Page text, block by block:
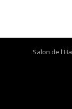
Salon de